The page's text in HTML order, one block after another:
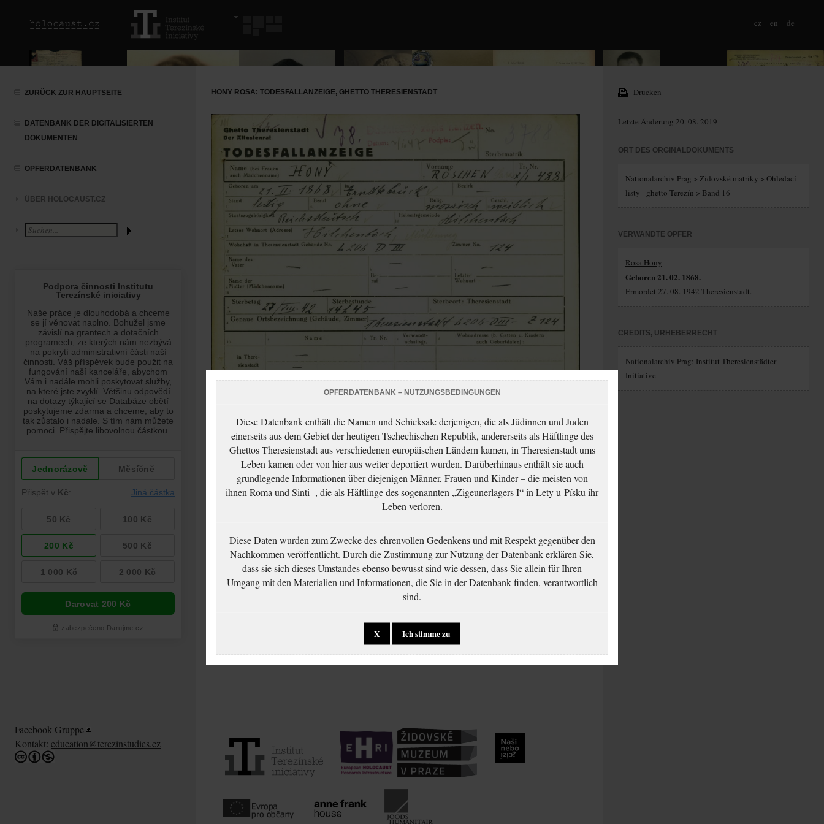
cz en de
ZURÜCK ZUR HAUPTSEITE
DATENBANK DER DIGITALISIERTEN
DOKUMENTEN
OPFERDATENBANK
ÜBER HOLOCAUST.CZ
HONY ROSA: TODESFALLANZEIGE, GHETTO THERESIENSTADT Drucken
Letzte Änderung 20. 08. 2019
ORT DES ORGINALDOKUMENTS
Nationalarchiv Prag > Židovské matriky > Ohledací
listy - ghetto Terezín > Band 16
VERWANDTE OPFER
Rosa Hony
Geboren 21. 02. 1868.
Ermordet 27. 08. 1942 Theresienstadt.
CREDITS, URHEBERRECHT
Nationalarchiv Prag; Institut Theresienstädter
Initiative
Facebook-Gruppe
Kontakt: education@terezinstudies.cz
OPFERDATENBANK – NUTZUNGSBEDINGUNGEN
Diese Datenbank enthält die Namen und Schicksale derjenigen, die als Jüdinnen und Juden
einerseits aus dem Gebiet der heutigen Tschechischen Republik, andererseits als Häftlinge des
Ghettos Theresienstadt aus verschiedenen europäischen Ländern kamen, in Theresienstadt ums
Leben kamen oder von hier aus weiter deportiert wurden. Darüberhinaus enthält sie auch
grundlegende Informationen über diejenigen Männer, Frauen und Kinder – die meisten von
ihnen Roma und Sinti -, die als Häftlinge des sogenannten „Zigeunerlagers I“ in Lety u Písku ihr
Leben verloren.
Diese Daten wurden zum Zwecke des ehrenvollen Gedenkens und mit Respekt gegenüber den
Nachkommen veröffentlicht. Durch die Zustimmung zur Nutzung der Datenbank erklären Sie,
dass sie sich dieses Umstandes ebenso bewusst sind wie dessen, dass Sie allein für Ihren
Umgang mit den Materialien und Informationen, die Sie in der Datenbank finden, verantwortlich
sind.
X Ich stimme zu